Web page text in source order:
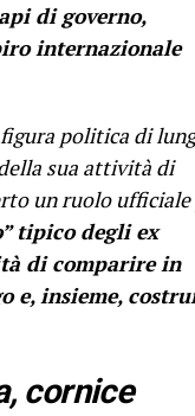
di governo,
internazionale
politica di
sua attività di
un ruolo ufficiale
tipico degli ex
di comparire in
e, insieme,
cornice